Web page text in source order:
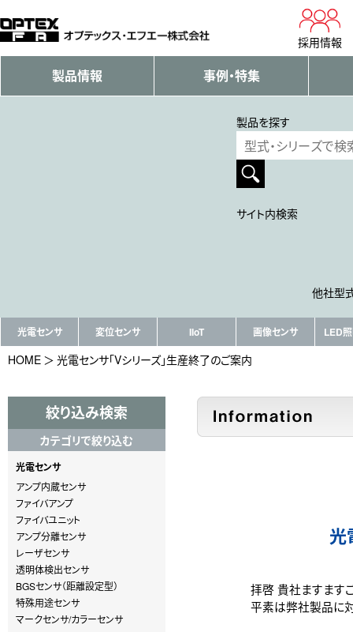
採用情報
製品情報 事例・特集
製品を探す
サイト内検索
他社型
光電センサ 変位センサ IIoT 画像センサ LED照
HOME 光電センサ「Vシリーズ」生産終了のご案内
絞り込み検索
カテゴリで絞り込む
光電センサ
アンプ内蔵センサ
ファイバアンプ
ファイバユニット
アンプ分離センサ
レーザセンサ
透明体検出センサ
BGSセンサ（距離設定型）
特殊用途センサ
マークセンサ/カラーセンサ
光
拝啓 貴社ますます
平素は弊社製品に